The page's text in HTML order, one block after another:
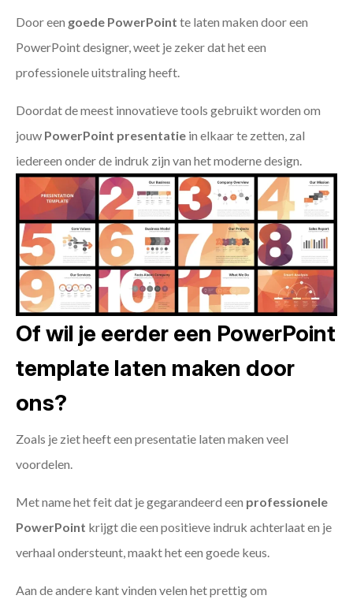
Door een goede PowerPoint te laten maken door een
PowerPoint designer, weet je zeker dat het een
professionele uitstraling heeft.
Doordat de meest innovatieve tools gebruikt worden om
jouw PowerPoint presentatie in elkaar te zetten, zal
iedereen onder de indruk zijn van het moderne design.
Of wil je eerder een PowerPoint
template laten maken door
ons?
Zoals je ziet heeft een presentatie laten maken veel
voordelen.
Met name het feit dat je gegarandeerd een professionele
PowerPoint krijgt die een positieve indruk achterlaat en je
verhaal ondersteunt, maakt het een goede keus.
Aan de andere kant vinden velen het prettig om